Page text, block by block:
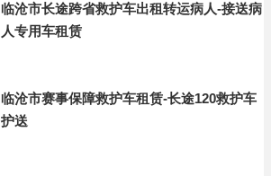
临沧市长途跨省救护车出租转运病人-接送病
人专用车租赁
临沧市赛事保障救护车租赁-长途120救护车
护送